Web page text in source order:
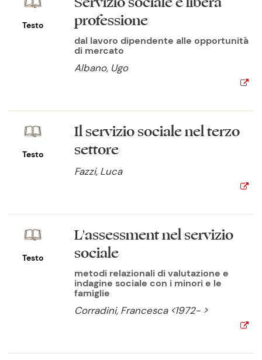
Testo
professione
dal lavoro dipendente alle opportunità
di mercato
Albano, Ugo
Testo
Il servizio sociale nel terzo
settore
Fazzi, Luca
Testo
L'assessment nel servizio
sociale
metodi relazionali di valutazione e
indagine sociale con i minori e le
famiglie
Corradini, Francesca <1972- >